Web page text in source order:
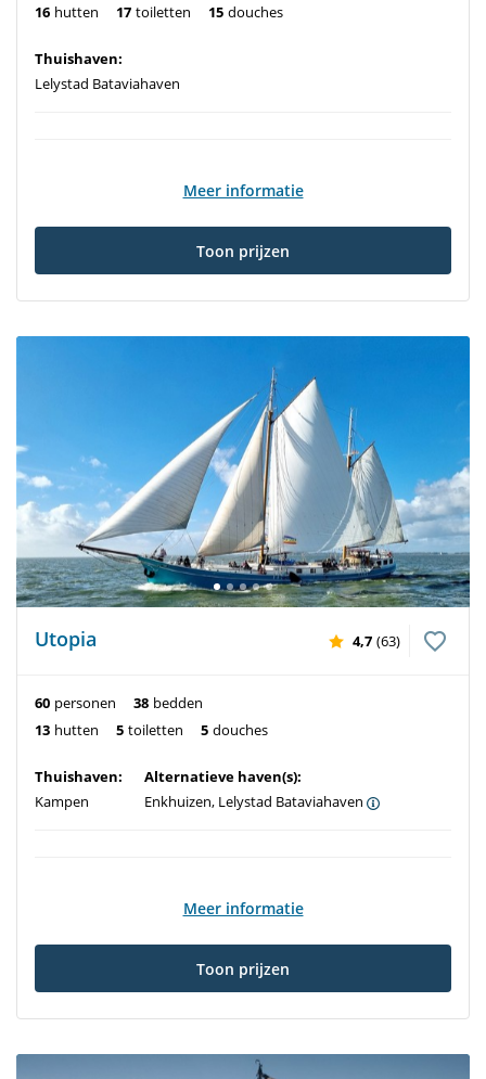
16 hutten 17 toiletten 15 douches
Thuishaven:
Lelystad Bataviahaven
Meer informatie
Toon prijzen
Utopia 4,7 (63)
60 personen 38 bedden
13 hutten 5 toiletten 5 douches
Thuishaven:
Kampen
Alternatieve haven(s):
Enkhuizen, Lelystad Bataviahaven
Meer informatie
Toon prijzen